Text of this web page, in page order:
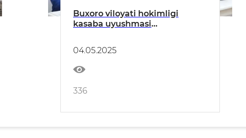
Buxoro viloyati hokimligi
kasaba uyushmasi
04.05.2025
336